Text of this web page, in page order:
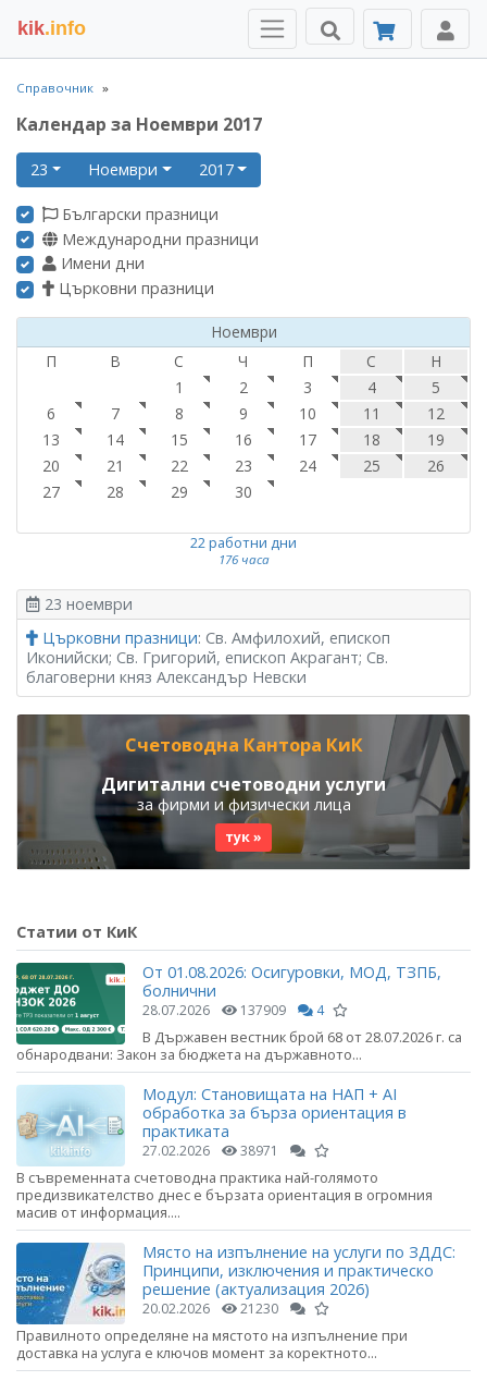
kik.info
Справочник
Календар за Ноември 2017
23 Ноември 2017
Български празници
Международни празници
Имени дни
Църковни празници
Ноември
П
В С Ч П С
Н
1
2 3 4
5
6
7 8 9 10 11
12
13
14 15 16 17 18
19
20
21 22 23 24 25
26
27
28 29 30
22 работни дни
176 часа
23 ноември
Църковни празници: Св. Амфилохий, епископ
Иконийски; Св. Григорий, епископ Акрагант; Св.
благоверни княз Александър Невски
Счетоводна Кантора КиК
Дигитални счетоводни услуги
за фирми и физически лица
тук »
Статии от КиК
От 01.08.2026: Осигуровки, МОД, ТЗПБ,
болнични
28.07.2026 137909 4
В Държавен вестник брой 68 от 28.07.2026 г. са
обнародвани: Закон за бюджета на държавното...
Модул: Становищата на НАП + AI
обработка за бърза ориентация в
практиката
27.02.2026 38971
В съвременната счетоводна практика най-голямото
предизвикателство днес е бързата ориентация в огромния
масив от информация....
Място на изпълнение на услуги по ЗДДС:
Принципи, изключения и практическо
решение (актуализация 2026)
20.02.2026 21230
Правилното определяне на мястото на изпълнение при
доставка на услуга е ключов момент за коректното...